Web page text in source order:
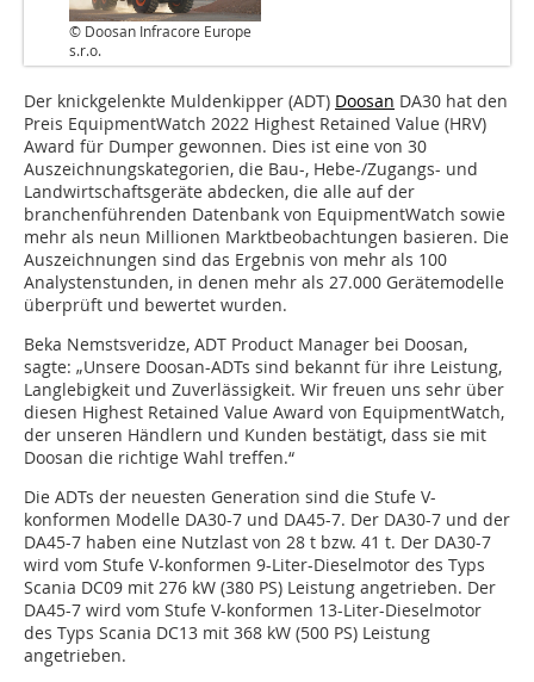
© Doosan Infracore Europe
s.r.o.
Der knickgelenkte Muldenkipper (ADT) Doosan DA30 hat den
Preis EquipmentWatch 2022 Highest Retained Value (HRV)
Award für Dumper gewonnen. Dies ist eine von 30
Auszeichnungskategorien, die Bau-, Hebe-/Zugangs- und
Landwirtschaftsgeräte abdecken, die alle auf der
branchenführenden Datenbank von EquipmentWatch sowie
mehr als neun Millionen Marktbeobachtungen basieren. Die
Auszeichnungen sind das Ergebnis von mehr als 100
Analystenstunden, in denen mehr als 27.000 Gerätemodelle
überprüft und bewertet wurden.
Beka Nemstsveridze, ADT Product Manager bei Doosan,
sagte: „Unsere Doosan-ADTs sind bekannt für ihre Leistung,
Langlebigkeit und Zuverlässigkeit. Wir freuen uns sehr über
diesen Highest Retained Value Award von EquipmentWatch,
der unseren Händlern und Kunden bestätigt, dass sie mit
Doosan die richtige Wahl treffen.“
Die ADTs der neuesten Generation sind die Stufe V-
konformen Modelle DA30-7 und DA45-7. Der DA30-7 und der
DA45-7 haben eine Nutzlast von 28 t bzw. 41 t. Der DA30-7
wird vom Stufe V-konformen 9-Liter-Dieselmotor des Typs
Scania DC09 mit 276 kW (380 PS) Leistung angetrieben. Der
DA45-7 wird vom Stufe V-konformen 13-Liter-Dieselmotor
des Typs Scania DC13 mit 368 kW (500 PS) Leistung
angetrieben.